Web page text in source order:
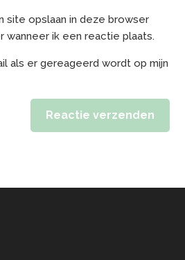
site opslaan in deze browser
ik een reactie plaats.
als er gereageerd wordt op mijn
Reactie verzenden